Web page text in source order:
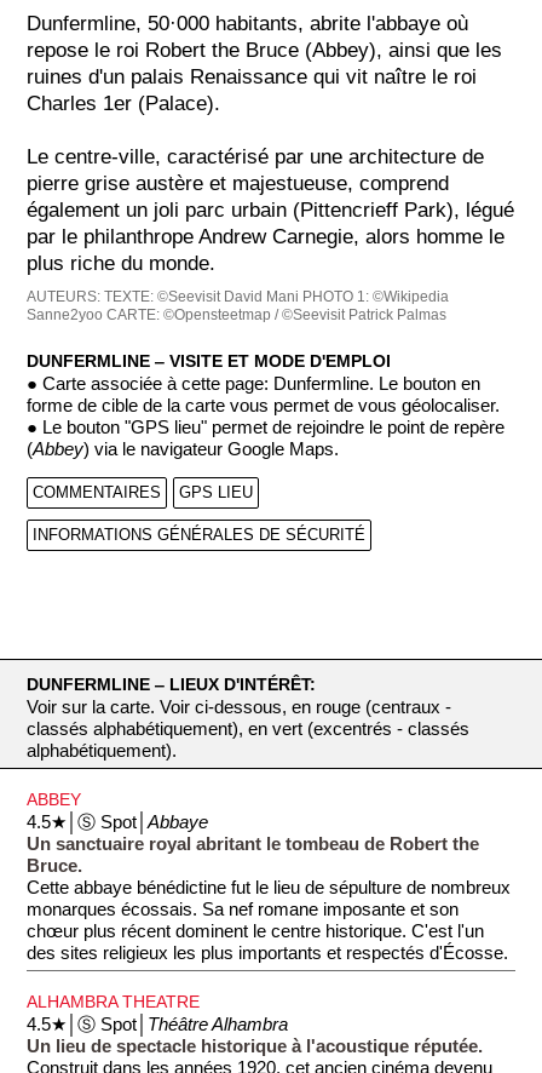
Dunfermline, 50·000 habitants, abrite l'abbaye où
repose le roi Robert the Bruce (Abbey), ainsi que les
ruines d'un palais Renaissance qui vit naître le roi
Charles 1er (Palace).
Le centre-ville, caractérisé par une architecture de
pierre grise austère et majestueuse, comprend
également un joli parc urbain (Pittencrieff Park), légué
par le philanthrope Andrew Carnegie, alors homme le
plus riche du monde.
AUTEURS:TEXTE: ©Seevisit David Mani PHOTO 1: ©Wikipedia
Sanne2yoo CARTE: ©Opensteetmap / ©Seevisit Patrick Palmas
DUNFERMLINE ‒ VISITE ET MODE D'EMPLOI
● Carte associée à cette page: Dunfermline. Le bouton en
forme de cible de la carte vous permet de vous géolocaliser.
● Le bouton "GPS lieu" permet de rejoindre le point de repère
(Abbey) via le navigateur Google Maps.
COMMENTAIRES GPS LIEU
INFORMATIONS GÉNÉRALES DE SÉCURITÉ
DUNFERMLINE ‒ LIEUX D'INTÉRÊT:
Voir sur la carte. Voir ci-dessous, en rouge (centraux -
classés alphabétiquement), en vert (excentrés - classés
alphabétiquement).
ABBEY
4.5★│Ⓢ Spot│Abbaye
Un sanctuaire royal abritant le tombeau de Robert the
Bruce.
Cette abbaye bénédictine fut le lieu de sépulture de nombreux
monarques écossais. Sa nef romane imposante et son
chœur plus récent dominent le centre historique. C'est l'un
des sites religieux les plus importants et respectés d'Écosse.
ALHAMBRA THEATRE
4.5★│Ⓢ Spot│ Théâtre Alhambra
Un lieu de spectacle historique à l'acoustique réputée.
Construit dans les années 1920, cet ancien cinéma devenu